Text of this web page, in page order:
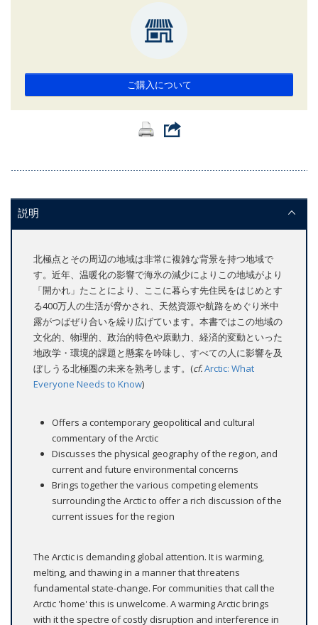
ご購入について
説明
北極点とその周辺の地域は非常に複雑な背景を持つ地域で
す。近年、温暖化の影響で海氷の減少によりこの地域がより
「開かれ」たことにより、ここに暮らす先住民をはじめとす
る400万人の生活が脅かされ、天然資源や航路をめぐり米中
露がつばぜり合いを繰り広げています。本書ではこの地域の
文化的、物理的、政治的特色や原動力、経済的変動といった
地政学・環境的課題と懸案を吟味し、すべての人に影響を及
ぼしうる北極圏の未来を熟考します。(cf.Arctic: What
Everyone Needs to Know)
Offers a contemporary geopolitical and cultural
commentary of the Arctic
Discusses the physical geography of the region, and
current and future environmental concerns
Brings together the various competing elements
surrounding the Arctic to offer a rich discussion of the
current issues for the region
The Arctic is demanding global attention. It is warming,
melting, and thawing in a manner that threatens
fundamental state-change. For communities that call the
Arctic 'home' this is unwelcome. A warming Arctic brings
with it the spectre of costly disruption and interference in